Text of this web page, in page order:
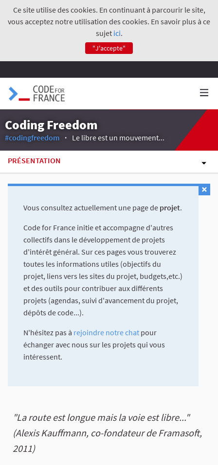
Ce site utilise des cookies. En continuant à parcourir le site,
vous acceptez notre utilisation des cookies. En savoir plus à ce
sujet ici.
"J'accepte"
Coding Freedom
#codingfreedom Le libre est un mouvement...
PRÉSENTATION
Vous consultez actuellement une page de projet.
Code for France initie et accompagne d'autres
collectifs dans le développement de projets
d'intérêt général. Sur ces pages vous trouverez
toutes les informations utiles (objectifs du
projet, liens vers les sites du projet, budgets,etc.)
et des outils pour contribuer aux différents
projets (agendas, suivi d'avancement du projet,
dépôts de code...).
N'hésitez pas à rejoindre notre chat pour
échanger avec nous sur les projets qui vous
intéressent.
"La route est longue mais la voie est libre..."
(Alexis Kauffmann, co-fondateur de Framasoft,
2011)